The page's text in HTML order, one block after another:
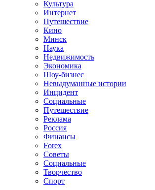
Культура
Интернет
Путешествие
Кино
Минск
Наука
Недвижимость
Экономика
Шоу-бизнес
Невыдуманные истории
Инцидент
Социальные
Путешествие
Реклама
Россия
Финансы
Forex
Советы
Социальные
Творчество
Спорт